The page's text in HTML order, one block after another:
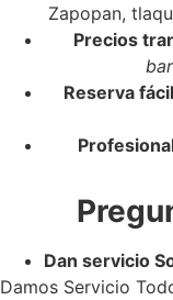
Zapopan,
Precios
Reserva
Dan servicio
Damos Servicio